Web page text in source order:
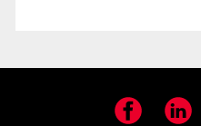
Facebook LinkedIn